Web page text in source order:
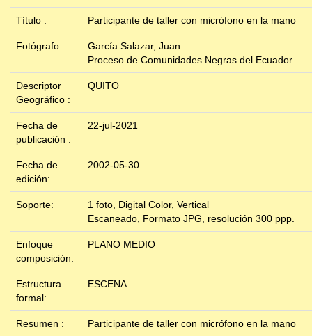
Título : Participante de taller con micrófono en la mano
Fotógrafo:
García Salazar, Juan
Proceso de Comunidades Negras del Ecuador
Descriptor
Geográfico :
QUITO
Fecha de
publicación :
22-jul-2021
Fecha de
edición:
2002-05-30
Soporte:
1 foto, Digital Color, Vertical
Escaneado, Formato JPG, resolución 300 ppp.
Enfoque
composición:
PLANO MEDIO
Estructura
formal:
ESCENA
Resumen : Participante de taller con micrófono en la mano